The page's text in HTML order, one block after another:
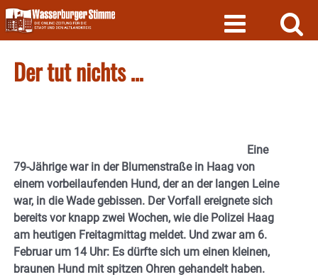
Skip
to
content
Der tut nichts …
Eine
79-Jährige war in der Blumenstraße in Haag von
einem vorbeilaufenden Hund, der an der langen Leine
war, in die Wade gebissen. Der Vorfall ereignete sich
bereits vor knapp zwei Wochen, wie die Polizei Haag
am heutigen Freitagmittag meldet. Und zwar am 6.
Februar um 14 Uhr: Es dürfte sich um einen kleinen,
braunen Hund mit spitzen Ohren gehandelt haben.